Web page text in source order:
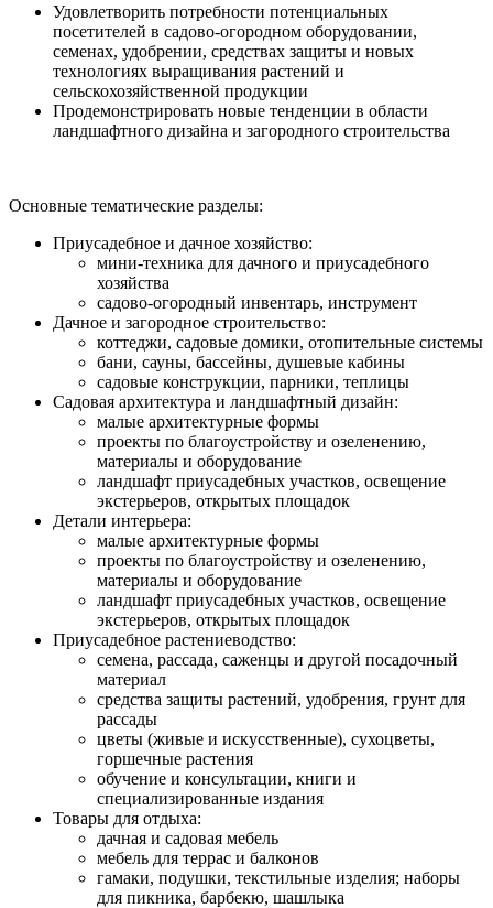
Удовлетворить потребности потенциальных
посетителей в садово-огородном оборудовании,
семенах, удобрении, средствах защиты и новых
технологиях выращивания растений и
сельскохозяйственной продукции
Продемонстрировать новые тенденции в области
ландшафтного дизайна и загородного строительства
Основные тематические разделы:
Приусадебное и дачное хозяйство:
мини-техника для дачного и приусадебного
хозяйства
садово-огородный инвентарь, инструмент
Дачное и загородное строительство:
коттеджи, садовые домики, отопительные системы
бани, сауны, бассейны, душевые кабины
садовые конструкции, парники, теплицы
Садовая архитектура и ландшафтный дизайн:
малые архитектурные формы
проекты по благоустройству и озеленению,
материалы и оборудование
ландшафт приусадебных участков, освещение
экстерьеров, открытых площадок
Детали интерьера:
малые архитектурные формы
проекты по благоустройству и озеленению,
материалы и оборудование
ландшафт приусадебных участков, освещение
экстерьеров, открытых площадок
Приусадебное растениеводство:
семена, рассада, саженцы и другой посадочный
материал
средства защиты растений, удобрения, грунт для
рассады
цветы (живые и искусственные), сухоцветы,
горшечные растения
обучение и консультации, книги и
специализированные издания
Товары для отдыха:
дачная и садовая мебель
мебель для террас и балконов
гамаки, подушки, текстильные изделия; наборы
для пикника, барбекю, шашлыка